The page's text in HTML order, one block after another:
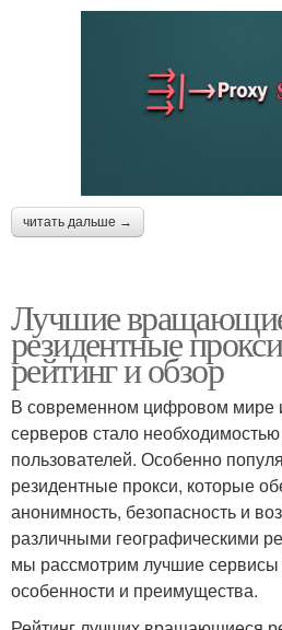
читать дальше →
Лучшие
резидентные
рейтинг и обзор
В современном цифровом мире
серверов стало
пользователей. Особенно
резидентные прокси, которые
анонимность, безопасность и
различными географическими
мы рассмотрим лучшие сервисы
особенности и преимущества.